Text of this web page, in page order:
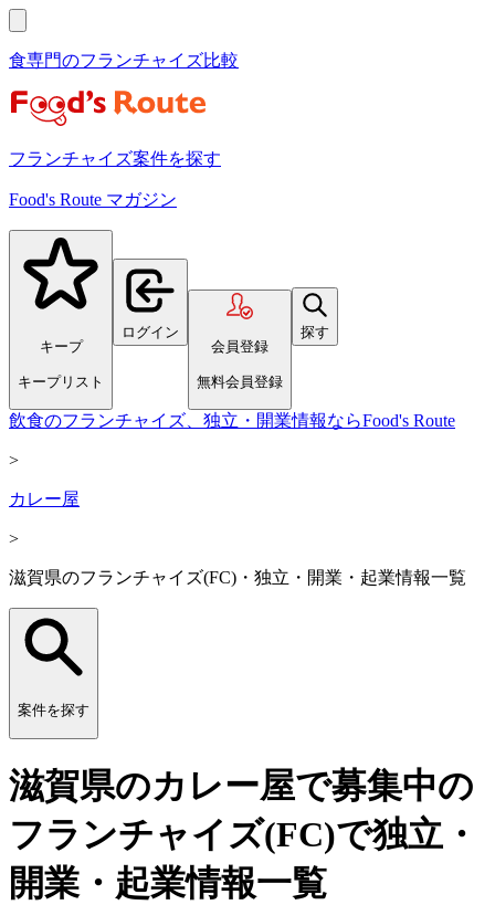
食専門のフランチャイズ比較
フランチャイズ案件を探す
Food's Route マガジン
キープ
キープリスト
ログイン
会員登録
無料会員登録
探す
飲食のフランチャイズ、独立・開業情報ならFood's Route
>
カレー屋
>
滋賀県のフランチャイズ(FC)・独立・開業・起業情報一覧
案件を探す
滋賀県のカレー屋で募集中の
フランチャイズ(FC)で独立・
開業・起業情報一覧